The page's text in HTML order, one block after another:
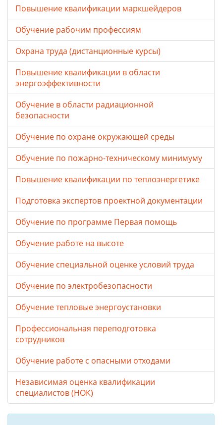
Повышение квалификации маркшейдеров
Обучение рабочим профессиям
Охрана труда (дистанционные курсы)
Повышение квалификации в области
энергоэффективности
Обучение в области радиационной
безопасности
Обучение по охране окружающей среды
Обучение по пожарно-техническому минимуму
Повышение квалификации по теплоэнергетике
Подготовка экспертов проектной документации
Обучение по программе Первая помощь
Обучение работе на высоте
Обучение специальной оценке условий труда
Обучение по электробезопасности
Обучение тепловые энергоустановки
Профессиональная переподготовка
сотрудников
Обучение работе с опасными отходами
Независимая оценка квалификации
специалистов (НОК)